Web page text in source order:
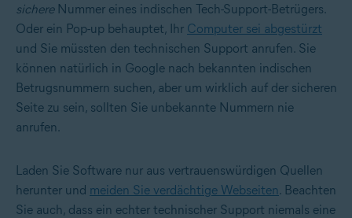
sichereNummer eines indischen Tech-Support-Betrügers.
Oder ein Pop-up behauptet, Ihr Computer sei abgestürzt
und Sie müssten den technischen Support anrufen. Sie
können natürlich in Google nach bekannten indischen
Betrugsnummern suchen, aber um wirklich auf der sicheren
Seite zu sein, sollten Sie unbekannte Nummern nie
anrufen.
Laden Sie Software nur aus vertrauenswürdigen Quellen
herunter und meiden Sie verdächtige Webseiten. Beachten
Sie auch, dass ein echter technischer Support niemals eine